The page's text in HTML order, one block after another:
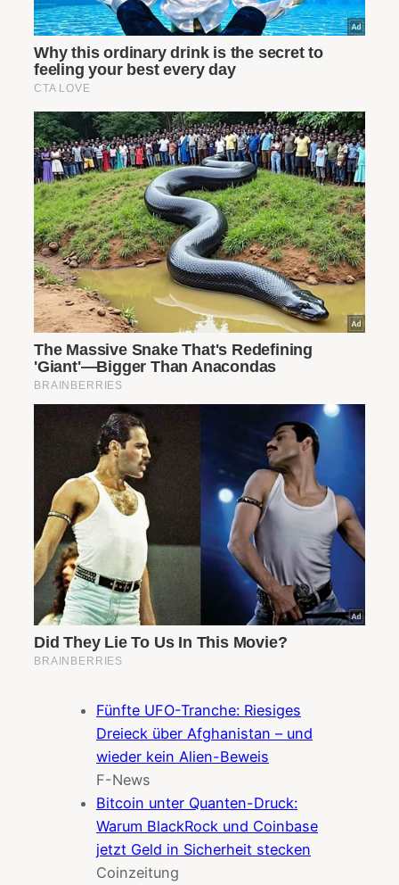
Fünfte UFO-Tranche: Riesiges
Dreieck über Afghanistan – und
wieder kein Alien-Beweis
F-News
Bitcoin unter Quanten-Druck:
Warum BlackRock und Coinbase
jetzt Geld in Sicherheit stecken
Coinzeitung